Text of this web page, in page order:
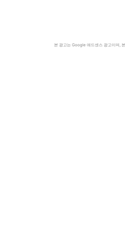
본 광고는 Google 애드센스 광고이며,